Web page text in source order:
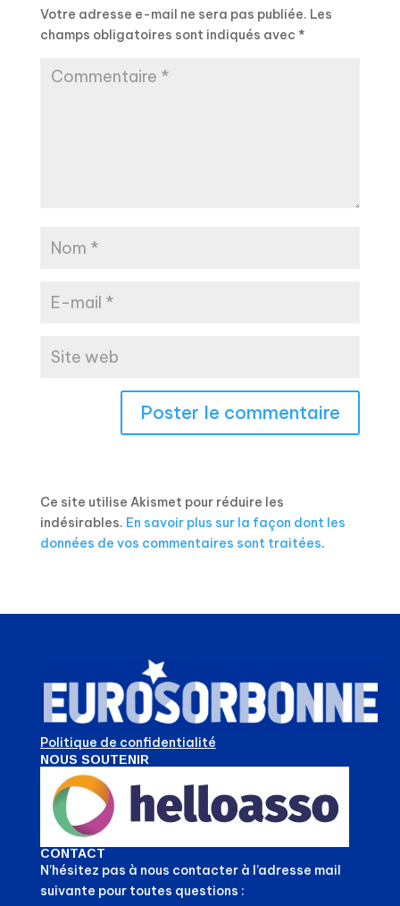
Votre adresse e-mail ne sera pas publiée. Les
champs obligatoires sont indiqués avec *
Ce site utilise Akismet pour réduire les
indésirables. En savoir plus sur la façon dont les
données de vos commentaires sont traitées.
Politique de confidentialité
NOUS SOUTENIR
CONTACT
N’hésitez pas à nous contacter à l’adresse mail
suivante pour toutes questions :